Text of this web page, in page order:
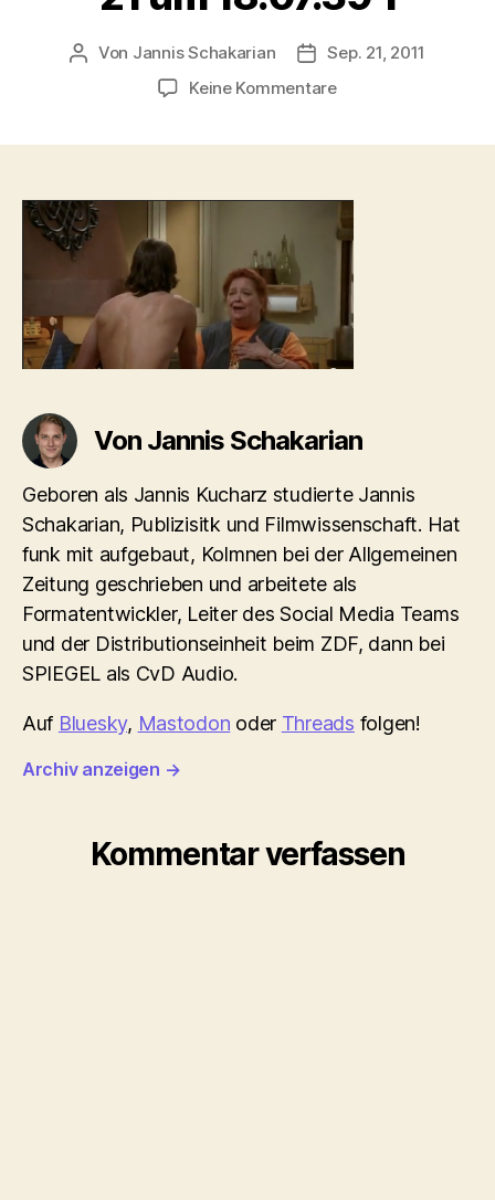
Beitragsautor
Von Jannis Schakarian
Sep. 21, 2011
Keine Kommentarezu
um
18.07.39
Von Jannis Schakarian
Geboren als Jannis Kucharz studierte Jannis
Schakarian, Publizisitk und Filmwissenschaft. Hat
funk mit aufgebaut, Kolmnen bei der Allgemeinen
Zeitung geschrieben und arbeitete als
Formatentwickler, Leiter des Social Media Teams
und der Distributionseinheit beim ZDF, dann bei
SPIEGEL als CvD Audio.
Auf Bluesky, Mastodon oder Threads folgen!
Archiv anzeigen →
Kommentar verfassen